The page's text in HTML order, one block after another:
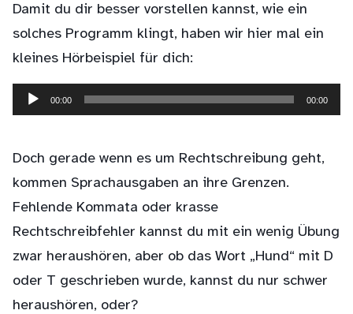
Damit du dir besser vorstellen kannst, wie ein
solches Programm klingt, haben wir hier mal ein
kleines Hörbeispiel für dich:
Audio-
00:00 00:00
Doch gerade wenn es um Rechtschreibung geht,
kommen Sprachausgaben an ihre Grenzen.
Fehlende Kommata oder krasse
Rechtschreibfehler kannst du mit ein wenig Übung
zwar heraushören, aber ob das Wort „Hund“ mit D
oder T geschrieben wurde, kannst du nur schwer
heraushören, oder?